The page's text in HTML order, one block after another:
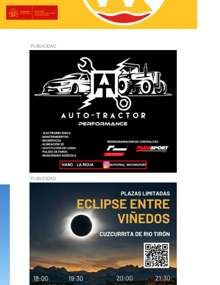
PUBLICIDAD
PUBLICIDAD